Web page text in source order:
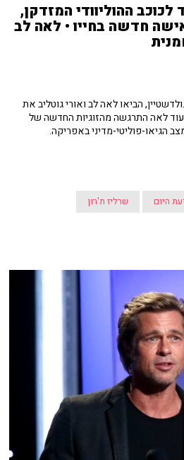
לכוכב ההוליוודי המזדקן,
חדשה בחייו • לאה לב
הביאו לאה לב ואורי גוטליב את
לאה התרגשה מהזוגיות החדשה של
הגיאו-פוליטי-מדיני באפריקה.
היום
שרליז ת'רון